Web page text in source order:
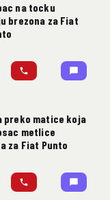
na tocku
brezona za Fiat
preko matice koja
metlice
za Fiat Punto